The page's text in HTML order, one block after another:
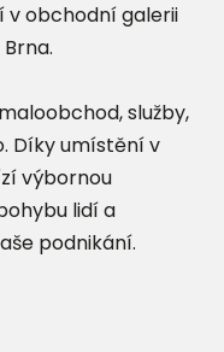
v obchodní galerii
služby,
Díky umístění v
výbornou
lidí a
podnikání.